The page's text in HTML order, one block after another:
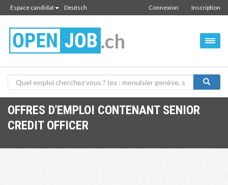
Espace candidat Deutsch Inscription
Connexion
.ch
OFFRES D'EMPLOI CONTENANT SENIOR
CREDIT OFFICER